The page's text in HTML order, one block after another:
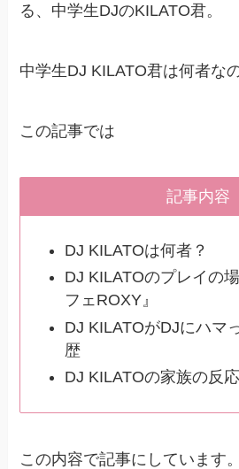
る、中学生DJのKILATO君。
中学生DJ KILATO君は何者な
この記事では
記事内容
DJ KILATOは何者？
DJ KILATOのプレイの
フェROXY』
DJ KILATOがDJにハマ
歴
DJ KILATOの家族の反
この内容で記事にしています。